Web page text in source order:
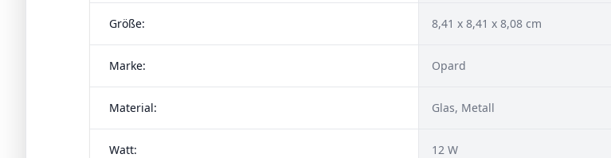
Größe: 8,41 x 8,41 x 8,08 cm
Marke: Opard
Material: ‎Glas, Metall
Watt: 12 W